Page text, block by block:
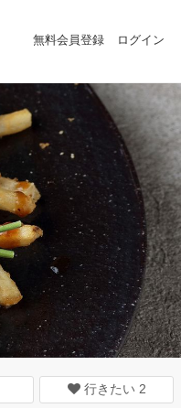
無料会員登録 ログイン
行きたい 2